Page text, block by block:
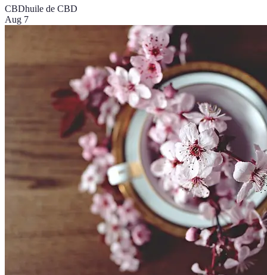
CBDhuile de CBD
Aug 7